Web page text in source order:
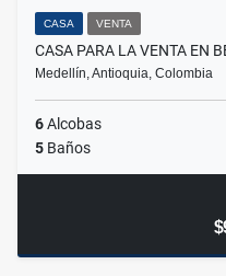
CASA VENTA
CASA PARA LA VENTA EN
Medellín, Antioquia, Colombia
6Alcobas
5 Baños